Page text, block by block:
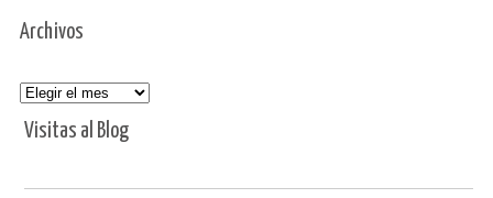
Archivos
Archivos
Visitas al Blog